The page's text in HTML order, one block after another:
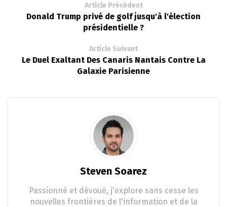
Article Précédent
Donald Trump privé de golf jusqu'à l'élection
présidentielle ?
Article Suivant
Le Duel Exaltant Des Canaris Nantais Contre La
Galaxie Parisienne
Steven Soarez
Passionné et dévoué, j'explore sans cesse les
nouvelles frontières de l'information et de la